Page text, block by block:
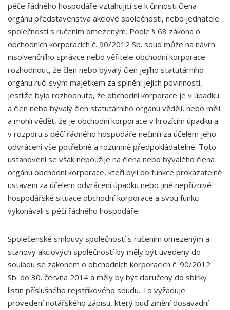
péče řádného hospodáře vztahující se k činnosti člena
orgánu představenstva akciové společnosti, nebo jednatele
společnosti s ručením omezeným. Podle § 68 zákona o
obchodních korporacích č. 90/2012 Sb. soud může na návrh
insolvenčního správce nebo věřitele obchodní korporace
rozhodnout, že člen nebo bývalý člen jejího statutárního
orgánu ručí svým majetkem za splnění jejích povinností,
jestliže bylo rozhodnuto, že obchodní korporace je v úpadku
a člen nebo bývalý člen statutárního orgánu věděli, nebo měli
a mohli vědět, že je obchodní korporace v hrozícím úpadku a
v rozporu s péčí řádného hospodáře nečinili za účelem jeho
odvrácení vše potřebné a rozumně předpokládatelné. Toto
ustanovení se však nepoužije na člena nebo bývalého člena
orgánu obchodní korporace, kteří byli do funkce prokazatelně
ustaveni za účelem odvrácení úpadku nebo jiné nepříznivé
hospodářské situace obchodní korporace a svou funkci
vykonávali s péčí řádného hospodáře.
Společenské smlouvy společností s ručením omezeným a
stanovy akciových společností by měly být uvedeny do
souladu se zákonem o obchodních korporacích č. 90/2012
Sb. do 30. června 2014 a měly by být doručeny do sbírky
listin příslušného rejstříkového soudu. To vyžaduje
provedení notářského zápisu, který buď změní dosavadní